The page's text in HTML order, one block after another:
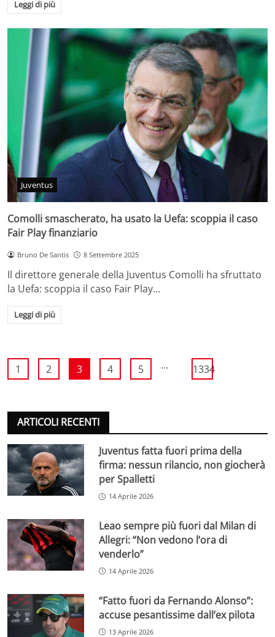
Leggi di più
Juventus
Comolli smascherato, ha usato la Uefa: scoppia il caso
Fair Play finanziario
Bruno De Santis 8 Settembre 2025
Il direttore generale della Juventus Comolli ha sfruttato
la Uefa: scoppia il caso Fair Play…
Leggi di più
1 2 3 4 5 ... 1334
ARTICOLI RECENTI
Juventus fatta fuori prima della
firma: nessun rilancio, non giocherà
per Spalletti
14 Aprile 2026
Leao sempre più fuori dal Milan di
Allegri: “Non vedono l’ora di
venderlo”
14 Aprile 2026
“Fatto fuori da Fernando Alonso”:
accuse pesantissime dall’ex pilota
13 Aprile 2026